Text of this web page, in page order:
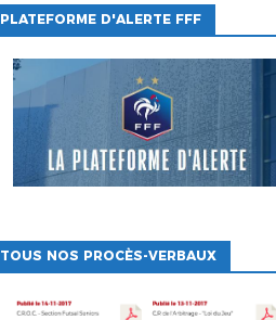
PLATEFORME D'ALERTE FFF
TOUS NOS PROCÈS-VERBAUX